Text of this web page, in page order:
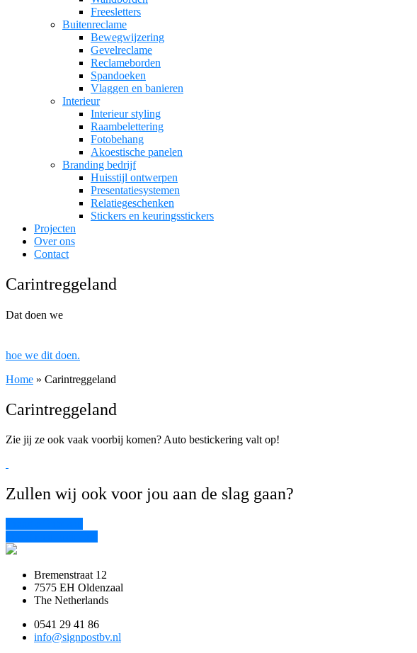
Freesletters
Buitenreclame
Bewegwijzering
Gevelreclame
Reclameborden
Spandoeken
Vlaggen en banieren
Interieur
Interieur styling
Raambelettering
Fotobehang
Akoestische panelen
Branding bedrijf
Huisstijl ontwerpen
Presentatiesystemen
Relatiegeschenken
Stickers en keuringsstickers
Projecten
Over ons
Contact
Carintreggeland
Dat doen we
hoe we dit doen.
Home » Carintreggeland
Carintreggeland
Zie jij ze ook vaak voorbij komen? Auto bestickering valt op!
Zullen wij ook voor jou aan de slag gaan?
Bremenstraat 12
7575 EH Oldenzaal
The Netherlands
0541 29 41 86
info@signpostbv.nl